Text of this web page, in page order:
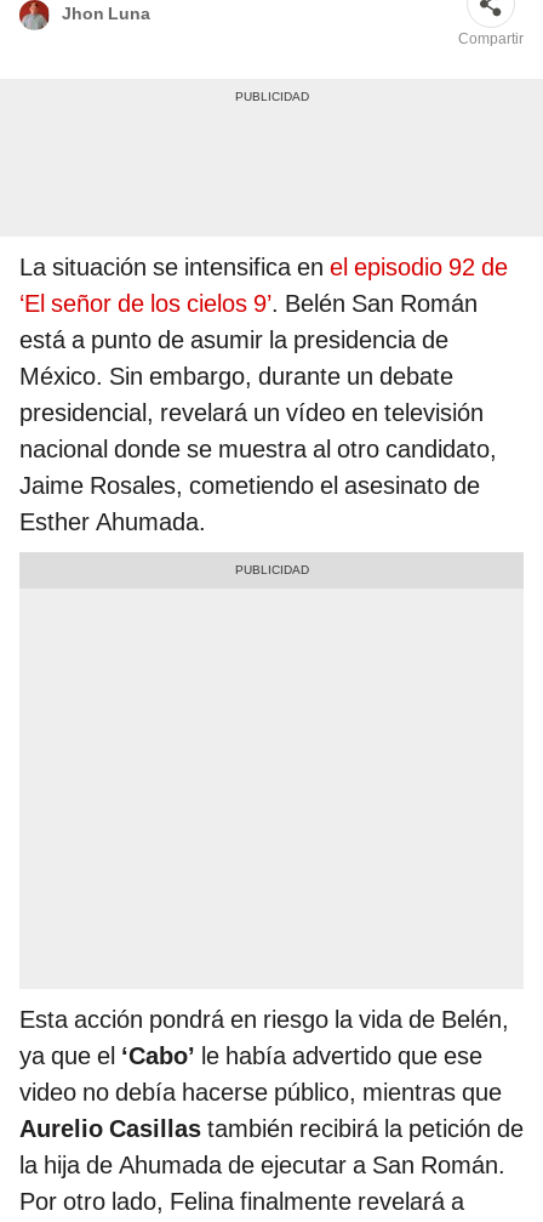
Jhon Luna
Compartir
La situación se intensifica en el episodio 92 de
‘El señor de los cielos 9’. Belén San Román
está a punto de asumir la presidencia de
México. Sin embargo, durante un debate
presidencial, revelará un vídeo en televisión
nacional donde se muestra al otro candidato,
Jaime Rosales, cometiendo el asesinato de
Esther Ahumada.
Esta acción pondrá en riesgo la vida de Belén,
ya que el ‘Cabo’ le había advertido que ese
video no debía hacerse público, mientras que
Aurelio Casillas también recibirá la petición de
la hija de Ahumada de ejecutar a San Román.
Por otro lado, Felina finalmente revelará a